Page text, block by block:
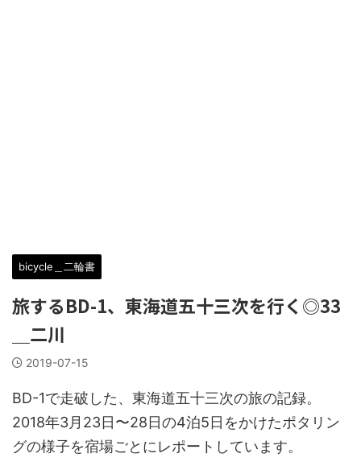
bicycle＿二輪書
旅するBD-1、東海道五十三次を行く◎33
＿二川
2019-07-15
BD-1で走破した、東海道五十三次の旅の記録。
2018年3月23日〜28日の4泊5日をかけたポタリン
グの様子を宿場ごとにレポートしています。